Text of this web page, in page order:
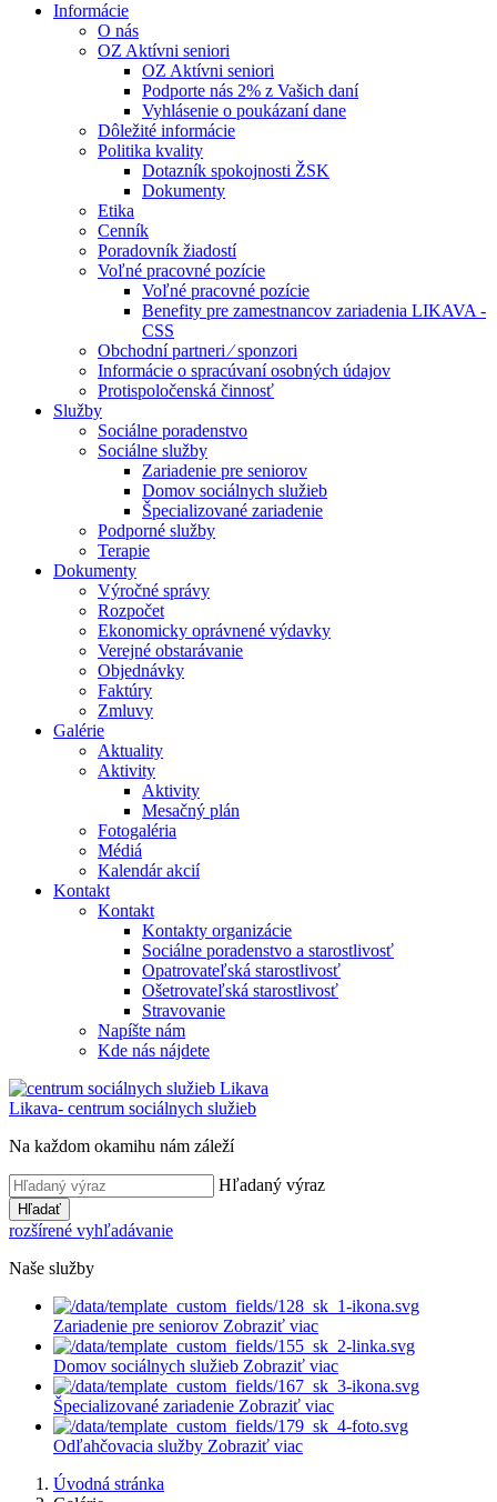
Informácie
O nás
OZ Aktívni seniori
OZ Aktívni seniori
Podporte nás 2% z Vašich daní
Vyhlásenie o poukázaní dane
Dôležité informácie
Politika kvality
Dotazník spokojnosti ŽSK
Dokumenty
Etika
Cenník
Poradovník žiadostí
Voľné pracovné pozície
Voľné pracovné pozície
Benefity pre zamestnancov zariadenia LIKAVA -
CSS
Obchodní partneri ⁄ sponzori
Informácie o spracúvaní osobných údajov
Protispoločenská činnosť
Služby
Sociálne poradenstvo
Sociálne služby
Zariadenie pre seniorov
Domov sociálnych služieb
Špecializované zariadenie
Podporné služby
Terapie
Dokumenty
Výročné správy
Rozpočet
Ekonomicky oprávnené výdavky
Verejné obstarávanie
Objednávky
Faktúry
Zmluvy
Galérie
Aktuality
Aktivity
Aktivity
Mesačný plán
Fotogaléria
Médiá
Kalendár akcií
Kontakt
Kontakt
Kontakty organizácie
Sociálne poradenstvo a starostlivosť
Opatrovateľská starostlivosť
Ošetrovateľská starostlivosť
Stravovanie
Napíšte nám
Kde nás nájdete
Likava- centrum sociálnych služieb
Na každom okamihu nám záleží
Hľadaný výraz
Hľadať
rozšírené vyhľadávanie
Naše služby
Zariadenie pre seniorov Zobraziť viac
Domov sociálnych služieb Zobraziť viac
Špecializované zariadenie Zobraziť viac
Odľahčovacia služby Zobraziť viac
Úvodná stránka